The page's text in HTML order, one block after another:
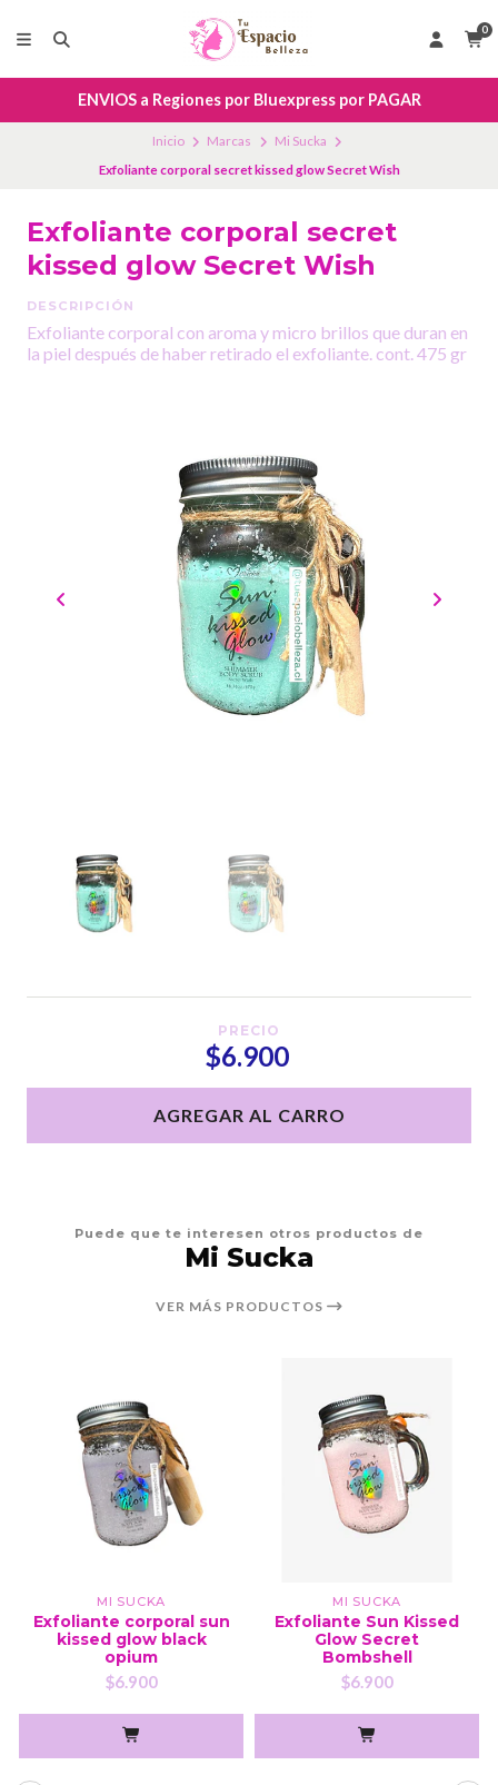
0
ENVIOS a Regiones por Bluexpress por PAGAR
Inicio Marcas
Mi Sucka
Exfoliante corporal secret kissed glow Secret Wish
Exfoliante corporal secret
kissed glow Secret Wish
DESCRIPCIÓN
Exfoliante corporal con aroma y micro brillos que duran en
la piel después de haber retirado el exfoliante. cont. 475 gr
PRECIO
$6.900
AGREGAR AL CARRO
Puede que te interesen otros productos de
Mi Sucka
VER MÁS PRODUCTOS
MI SUCKA
Exfoliante corporal sun
kissed glow black
opium
$6.900
MI SUCKA
Exfoliante Sun Kissed
Glow Secret
Bombshell
$6.900